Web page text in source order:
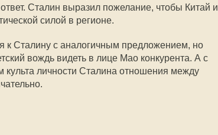
Сталин выразил пожелание, чтобы Китай и
силой в регионе.
к Сталину с аналогичным предложением, но
вождь видеть в лице Мао конкурента. А с
личности Сталина отношения между